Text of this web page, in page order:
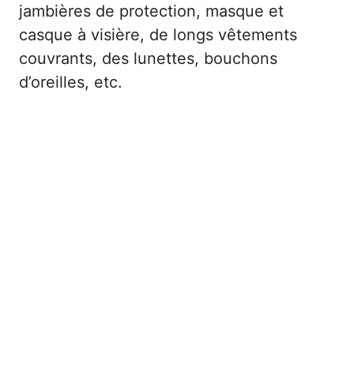
jambières de protection, masque et
casque à visière, de longs vêtements
couvrants, des lunettes, bouchons
d’oreilles, etc.